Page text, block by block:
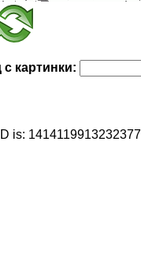
с картинки:
is: